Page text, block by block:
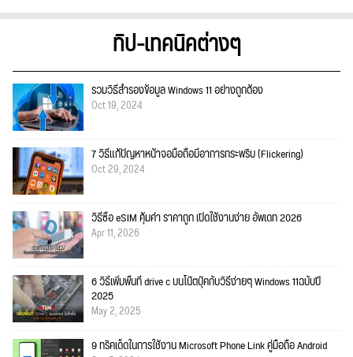
ทิป-เทคนิคต่างๆ
รวมวิธีสำรองข้อมูล Windows 11 อย่างถูกต้อง
Oct 19, 2024
7 วิธีแก้ปัญหาหน้าจอมือถือมีอาการกระพริบ (Flickering)
Oct 29, 2024
วิธีซื้อ eSIM คุ้มค่า ราคาถูก เปิดใช้งานง่าย อัพเดท 2026
Apr 11, 2026
6 วิธีเพิ่มพื้นที่ drive c บนโน๊ตบุ๊คกับวิธีง่ายๆ Windows 11ฉบับปี
2025
May 2, 2025
9 ทริคเด็ดในการใช้งาน Microsoft Phone Link คู่มือถือ Android